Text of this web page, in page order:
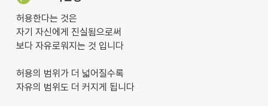
허용한다는 것은
자기 자신에게 진실됨으로써
보다 자유로워지는 것 입니다
허용의 범위가 더 넓어질수록
자유의 범위도 더 커지게 됩니다